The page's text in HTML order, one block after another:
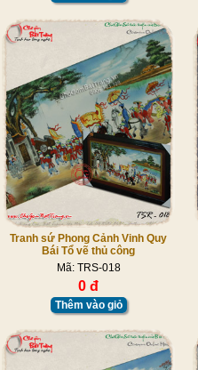
Tranh sứ Phong Cảnh Vinh Quy
Bái Tổ vẽ thủ công
Mã: TRS-018
0 đ
Thêm vào giỏ